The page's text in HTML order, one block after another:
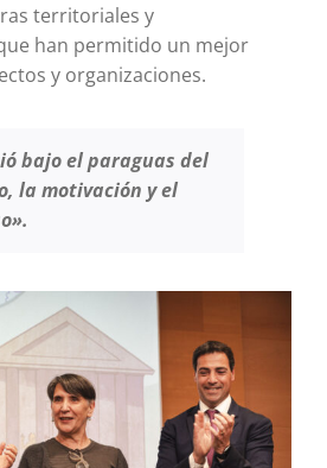
territoriales y
han permitido un mejor
y organizaciones.
bajo el paraguas del
la motivación y el